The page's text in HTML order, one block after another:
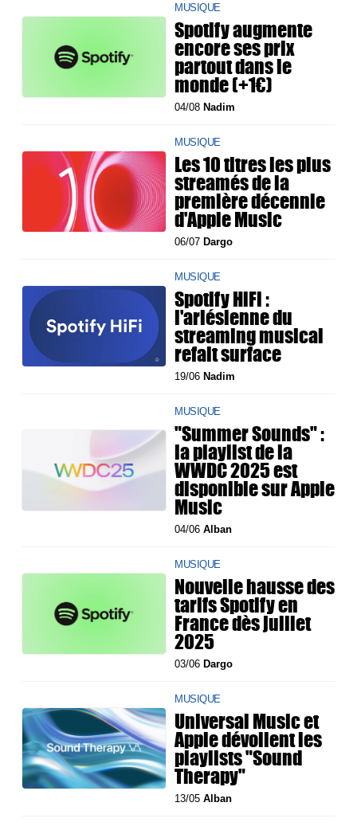
MUSIQUE
Spotify augmente
encore ses prix
partout dans le
monde (+1€)
04/08Nadim
MUSIQUE
Les 10 titres les plus
streamés de la
première décennie
d'Apple Music
06/07Dargo
MUSIQUE
Spotify HiFi :
l'arlésienne du
streaming musical
refait surface
19/06Nadim
MUSIQUE
"Summer Sounds" :
la playlist de la
WWDC 2025 est
disponible sur Apple
Music
04/06Alban
MUSIQUE
Nouvelle hausse des
tarifs Spotify en
France dès juillet
2025
03/06Dargo
MUSIQUE
Universal Music et
Apple dévoilent les
playlists "Sound
Therapy"
13/05Alban